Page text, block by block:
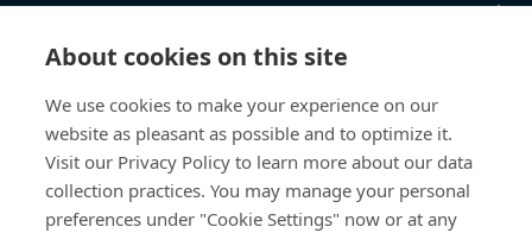
About cookies on this site
We use cookies to make your experience on our
website as pleasant as possible and to optimize it.
Visit our Privacy Policy to learn more about our data
collection practices. You may manage your personal
preferences under "Cookie Settings" now or at any
Wissen
Über uns
Bossard Deutschland